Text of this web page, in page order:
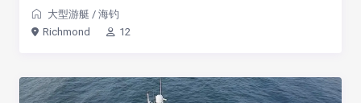
大型游艇 / 海钓
Richmond
12